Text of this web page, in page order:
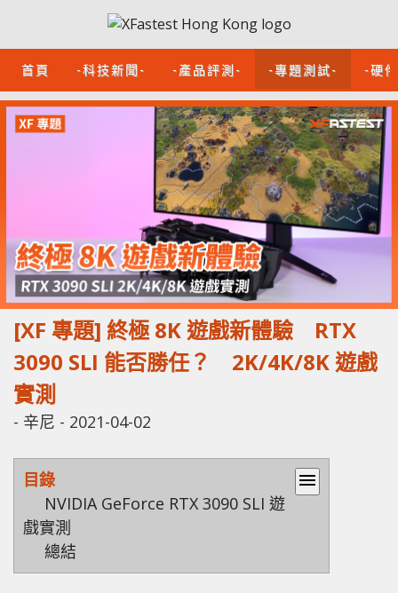
首頁 -科技新聞- -產品評測- -專題測試- -硬
[XF 專題] 終極 8K 遊戲新體驗 RTX
3090 SLI 能否勝任？ 2K/4K/8K 遊戲
實測
- 辛尼 - 2021-04-02
目錄
menu
NVIDIA GeForce RTX 3090 SLI 遊
戲實測
總結